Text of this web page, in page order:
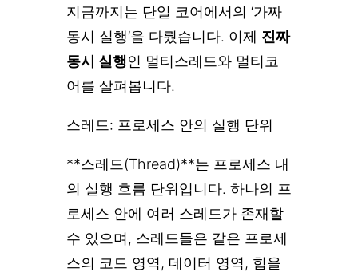
지금까지는 단일 코어에서의 ‘가짜
동시 실행’을 다뤘습니다. 이제 진짜
동시 실행인 멀티스레드와 멀티코
어를 살펴봅니다.
스레드: 프로세스 안의 실행 단위
**스레드(Thread)**는 프로세스 내
의 실행 흐름 단위입니다. 하나의 프
로세스 안에 여러 스레드가 존재할
수 있으며, 스레드들은 같은 프로세
스의 코드 영역, 데이터 영역, 힙을